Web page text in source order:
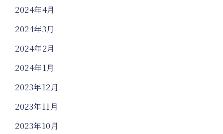
2024年4月
2024年3月
2024年2月
2024年1月
2023年12月
2023年11月
2023年10月